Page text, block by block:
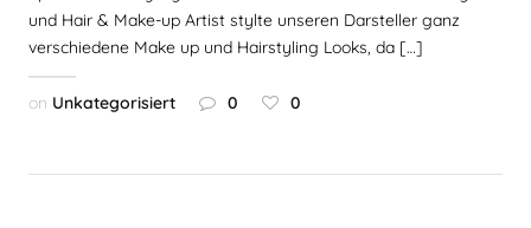
und Hair & Make-up Artist stylte unseren Darsteller ganz
verschiedene Make up und Hairstyling Looks, da […]
on Unkategorisiert 0 0